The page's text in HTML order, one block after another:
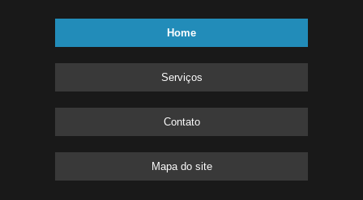
Home
Serviços
Contato
Mapa do site